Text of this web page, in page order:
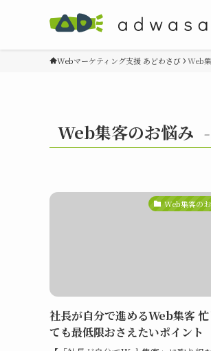
Webマーケティング支援 あどわさび Web
Web集客のお悩み
Web集客の
社長が自分で進めるWeb集客 忙
ても最低限おさえたいポイント